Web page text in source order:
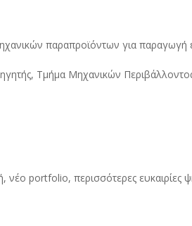
παραπροϊόντων για παραγωγή
Τμήμα Μηχανικών
νέο portfolio, περισσότερες